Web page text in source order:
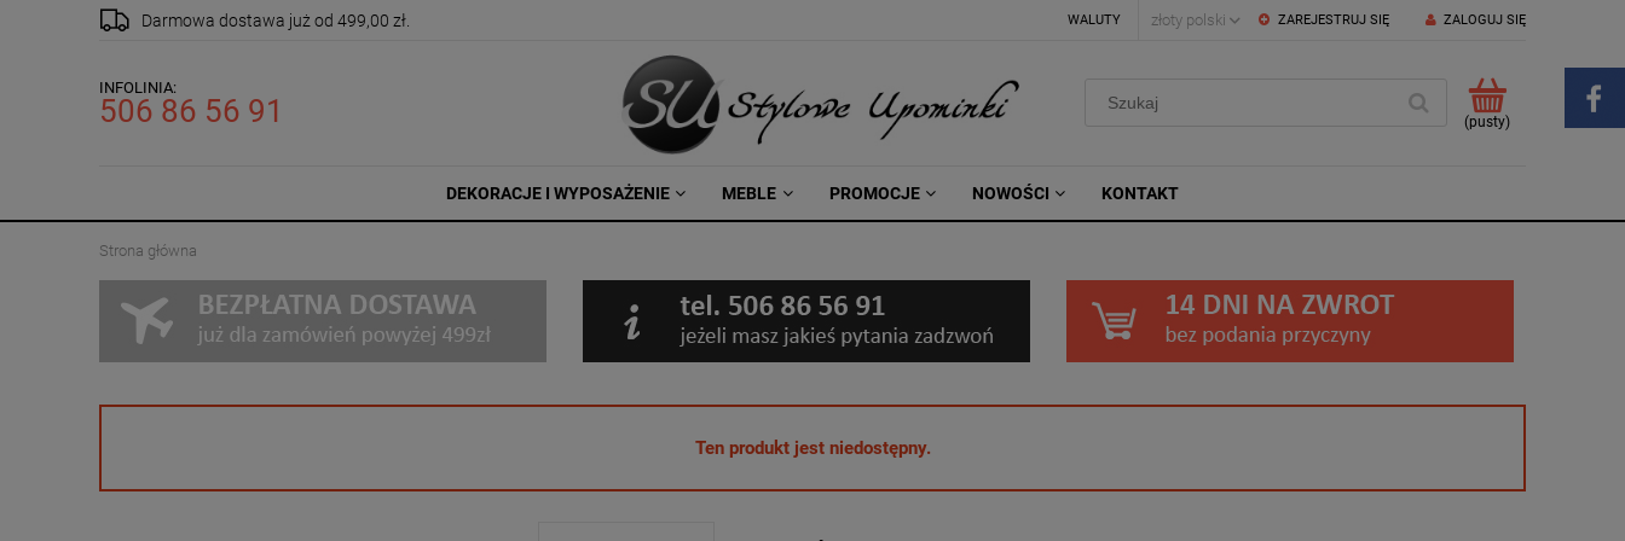
Darmowa dostawa już od 499,00 zł. ZAREJESTRUJ SIĘ ZALOGUJ SIĘ
WALUTY
INFOLINIA:
506 86 56 91 (pusty)
DEKORACJE I WYPOSAŻENIE MEBLE PROMOCJE NOWOŚCI KONTAKT
Strona główna
Ten produkt jest niedostępny.